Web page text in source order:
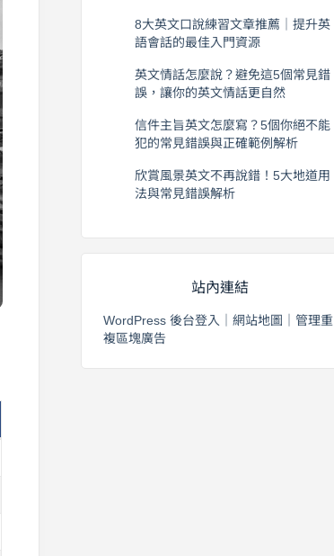
8大英文口說練習文章推薦｜提升英
語會話的最佳入門資源
英文情話怎麼說？避免這5個常見錯
誤，讓你的英文情話更自然
信件主旨英文怎麼寫？5個你絕不能
犯的常見錯誤與正確範例解析
欣賞風景英文不再說錯！5大地道用
法與常見錯誤解析
站內連結
WordPress 後台登入 網站地圖
管理重
複區塊廣告